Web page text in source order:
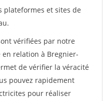
plateformes et sites de
vérifiées par notre
relation à Bregnier-
de vérifier la véracité
pouvez rapidement
pour réaliser